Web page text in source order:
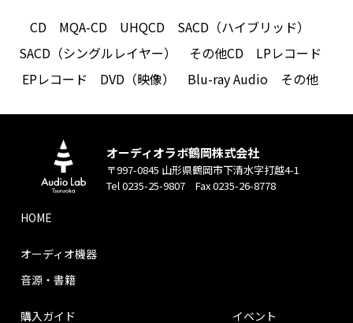
CD MQA-CD UHQCD
SACD（ハイブリッド）
SACD（シングルレイヤー）
その他CD
LPレコード
EPレコード
DVD（映像） Blu-ray Audio その他
オーディオラボ鶴岡株式会社
〒997-0845 山形県鶴岡市下清水字打越4-1
Tel 0235-25-9807 Fax 0235-26-8778
HOME
オーディオ機器
音源・書籍
購入ガイド イベント